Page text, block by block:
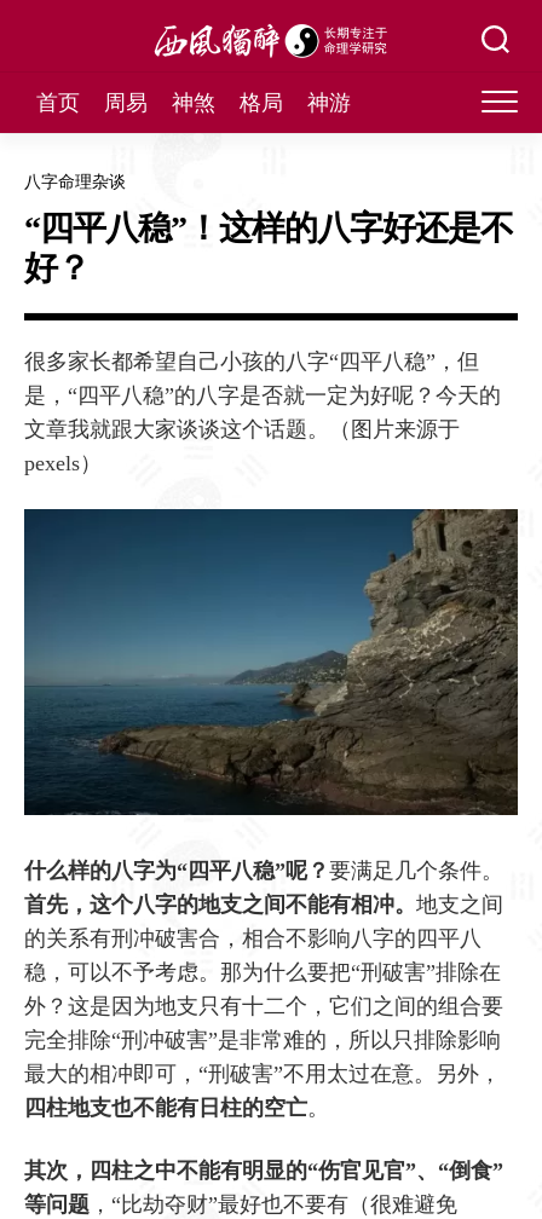
首页 周易 神煞 格局 神游
八字命理杂谈
“四平八稳”！这样的八字好还是不
好？
很多家长都希望自己小孩的八字“四平八稳”，但
是，“四平八稳”的八字是否就一定为好呢？今天的
文章我就跟大家谈谈这个话题。（图片来源于
pexels）
什么样的八字为“四平八稳”呢？ 要满足几个条件。
首先，这个八字的地支之间不能有相冲。 地支之间
的关系有刑冲破害合，相合不影响八字的四平八
稳，可以不予考虑。那为什么要把“刑破害”排除在
外？这是因为地支只有十二个，它们之间的组合要
完全排除“刑冲破害”是非常难的，所以只排除影响
最大的相冲即可，“刑破害”不用太过在意。另外，
四柱地支也不能有日柱的空亡。
其次，四柱之中不能有明显的“伤官见官”、“倒食”
等问题 ，“比劫夺财”最好也不要有（很难避免